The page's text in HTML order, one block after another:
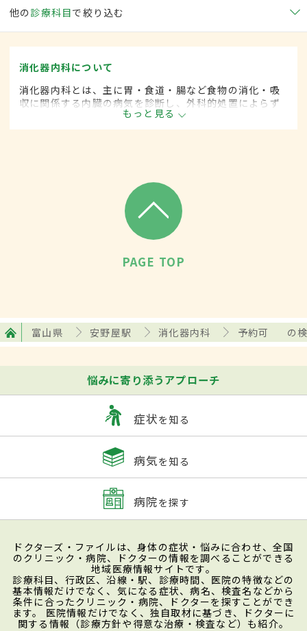
他の 診療科目で絞り込む
消化器内科について
消化器内科とは、主に胃・食道・腸など食物の消化・吸
収に関係する内臓の病気を診断し、外科的処置によらず
に治療する内科の一領域です。平成20年4月の制度改正
前は、消化器科と呼ばれていました。
もっと見る
PAGE TOP
富山県 安野屋駅 消化器内科 予約可 の
悩みに寄り添うアプローチ
症状を知る
病気を知る
病院を探す
ドクターズ・ファイルは、身体の症状・悩みに合わせ、全国
のクリニック・病院、ドクターの情報を調べることができる
地域医療情報サイトです。
診療科目、行政区、沿線・駅、診療時間、医院の特徴などの
基本情報だけでなく、気になる症状、病名、検査名などから
条件に合ったクリニック・病院、ドクターを探すことができ
ます。 医院情報だけでなく、独自取材に基づき、ドクターに
関する情報（診療方針や得意な治療・検査など）も紹介。